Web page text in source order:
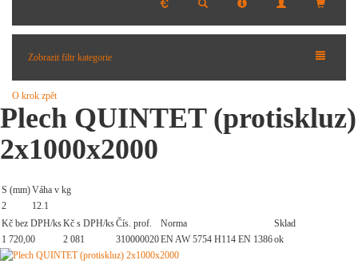
Zobrazit filtr kategorie
O krok zpět
Plech QUINTET (protiskluz)
2x1000x2000
S (mm)Váha v kg
2
12.1
Kč bez DPH/ksKč s DPH/ksČís. prof. Norma
Sklad
1 720,00
2 081 310000020EN AW 5754 H114 EN 1386ok